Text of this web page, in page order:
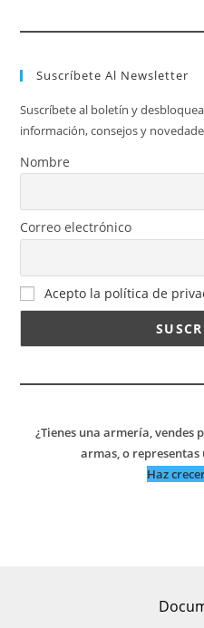
Suscríbete Al Newsletter
Suscríbete al boletín y
información, consejos y
Nombre
Correo electrónico
Acepto la política de
¿Tienes una armería, vendes
armas, o representas
Haz